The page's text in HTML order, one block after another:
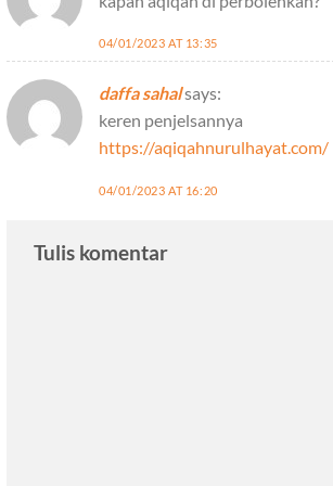
04/01/2023 AT 13:35
daffa sahalsays:
keren penjelsannya
https://aqiqahnurulhayat.com/
04/01/2023 AT 16:20
Tulis komentar